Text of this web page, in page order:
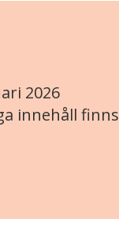
2026
innehåll finns